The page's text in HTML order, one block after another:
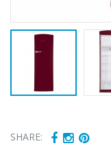
SHARE: